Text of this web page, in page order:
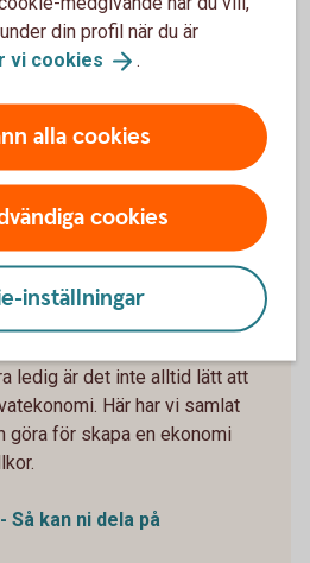
– och
ledig är det inte alltid lätt att
Här har vi samlat
göra för skapa en ekonomi
Så kan ni dela på
din profil när du är
vi cookies .
alla cookies
cookies
inställningar